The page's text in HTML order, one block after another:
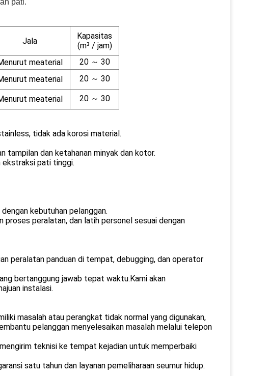
pati.
Jala
Kapasitas
(m³ / jam)
meaterial
20 ～ 30
meaterial
20 ～ 30
meaterial 20 ～ 30
tidak ada korosi material.
tampilan dan ketahanan minyak dan kotor.
ekstraksi pati tinggi.
kebutuhan pelanggan.
proses peralatan, dan latih personel sesuai dengan
peralatan panduan di tempat, debugging, dan operator
bertanggung jawab tepat waktu.Kami akan
instalasi.
masalah atau perangkat tidak normal yang digunakan,
pelanggan menyelesaikan masalah melalui telepon
teknisi ke tempat kejadian untuk memperbaiki
satu tahun dan layanan pemeliharaan seumur hidup.